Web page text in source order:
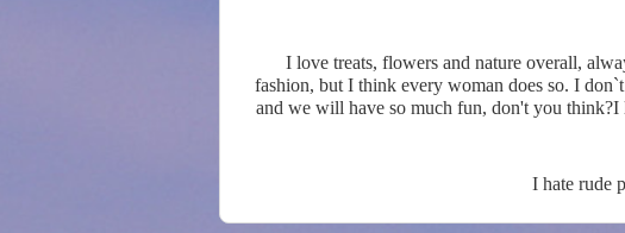
I love treats, flowers and nature overall, always eager to learn more about how to protect it. I adore animals, they are so cute. I like jewelry and
fashion, but I think every woman does so. I
and we will have so much fun, don't you
I hate rude